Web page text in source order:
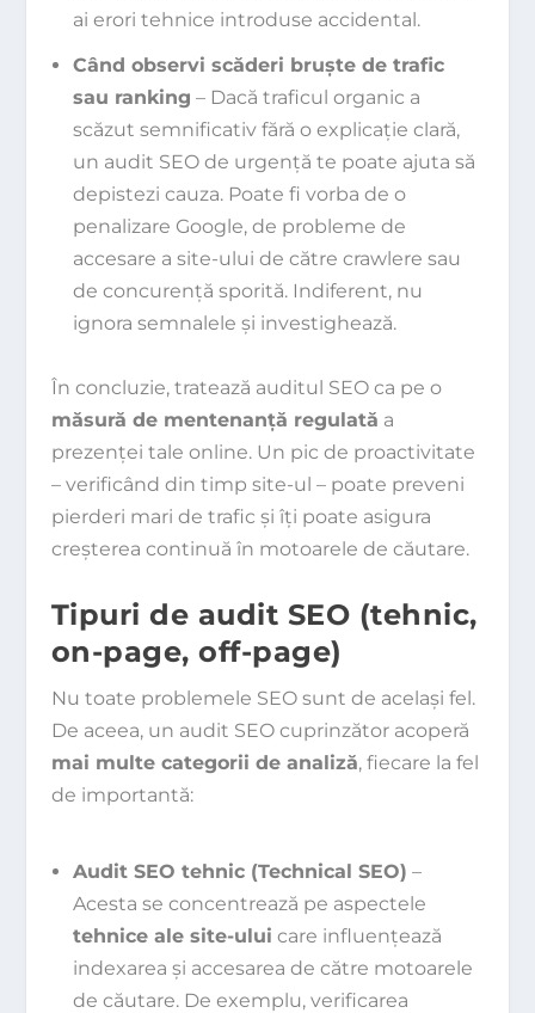
ai erori tehnice introduse accidental.
Când observi scăderi bruște de trafic
sau ranking – Dacă traficul organic a
scăzut semnificativ fără o explicație clară,
un audit SEO de urgență te poate ajuta să
depistezi cauza. Poate fi vorba de o
penalizare Google, de probleme de
accesare a site-ului de către crawlere sau
de concurență sporită. Indiferent, nu
ignora semnalele și investighează.
În concluzie, tratează auditul SEO ca pe o
măsură de mentenanță regulată a
prezenței tale online. Un pic de proactivitate
– verificând din timp site-ul – poate preveni
pierderi mari de trafic și îți poate asigura
creșterea continuă în motoarele de căutare.
Tipuri de audit SEO (tehnic,
on-page, off-page)
Nu toate problemele SEO sunt de același fel.
De aceea, un audit SEO cuprinzător acoperă
mai multe categorii de analiză, fiecare la fel
de importantă:
Audit SEO tehnic (Technical SEO) –
Acesta se concentrează pe aspectele
tehnice ale site-ului care influențează
indexarea și accesarea de către motoarele
de căutare. De exemplu, verificarea